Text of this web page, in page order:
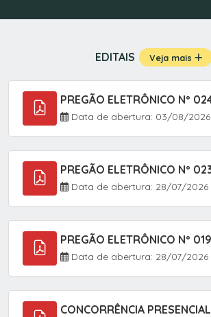
EDITAIS Veja mais
Data de abertura: 03/08/2026
Data de abertura: 28/07/2026
Data de abertura: 28/07/2026